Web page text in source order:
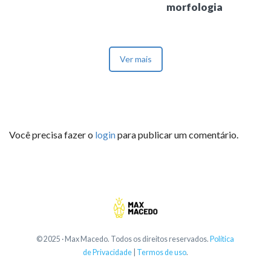
morfologia
Ver mais
Você precisa fazer o loginpara publicar um comentário.
© 2025 · Max Macedo. Todos os direitos reservados. Política
de Privacidade| Termos de uso.